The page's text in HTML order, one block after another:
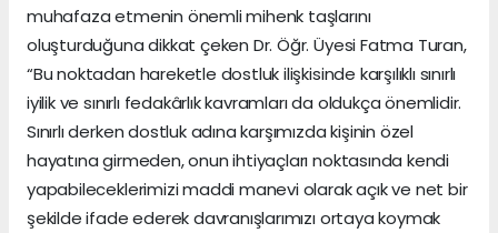
muhafaza etmenin önemli mihenk taşlarını
oluşturduğuna dikkat çeken Dr. Öğr. Üyesi Fatma Turan,
“Bu noktadan hareketle dostluk ilişkisinde karşılıklı sınırlı
iyilik ve sınırlı fedakârlık kavramları da oldukça önemlidir.
Sınırlı derken dostluk adına karşımızda kişinin özel
hayatına girmeden, onun ihtiyaçları noktasında kendi
yapabileceklerimizi maddi manevi olarak açık ve net bir
şekilde ifade ederek davranışlarımızı ortaya koymak